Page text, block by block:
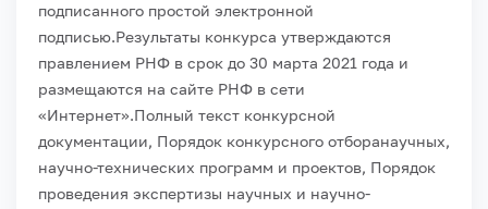
подписанного простой электронной
подписью.Результаты конкурса утверждаются
правлением РНФ в срок до 30 марта 2021 года и
размещаются на сайте РНФ в сети
«Интернет».Полный текст конкурсной
документации, Порядок конкурсного отборанаучных,
научно-технических программ и проектов, Порядок
проведения экспертизы научных и научно-